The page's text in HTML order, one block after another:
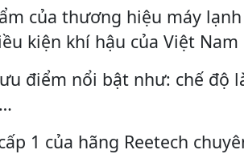
của thương hiệu máy
kiện khí hậu của Việt
điểm nổi bật như: chế độ
1 của hãng Reetech